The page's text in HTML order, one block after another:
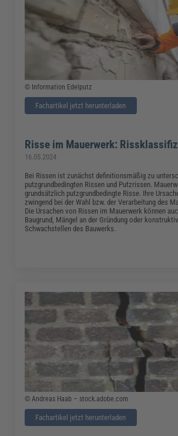
© Information Edelputz
Fachartikel jetzt herunterladen
Risse im Mauerwerk:
16.05.2024
Bei Rissen ist zunächst definitionsmäßig zu
putzgrundbedingten Rissen und Putzrissen.
grundsätzlich putzgrundbedingte Risse. Ihre
zwingend bei der Wahl bzw. der Verarbeitung des
Die Ursachen von Rissen im Mauerwerk können
Baugrund, Mängel an der Gründung oder
Schwachstellen des Bauwerks.
© Andreas Haab – stock.adobe.com
Fachartikel jetzt herunterladen